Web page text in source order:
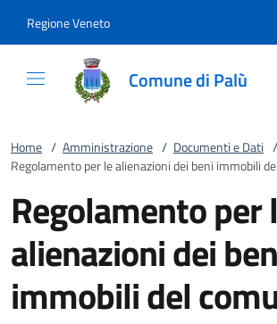
Regione Veneto
Comune di Palù
Home / Amministrazione / Documenti e Dati /
Regolamento per le alienazioni dei beni immobili
Regolamento per
alienazioni dei
immobili del